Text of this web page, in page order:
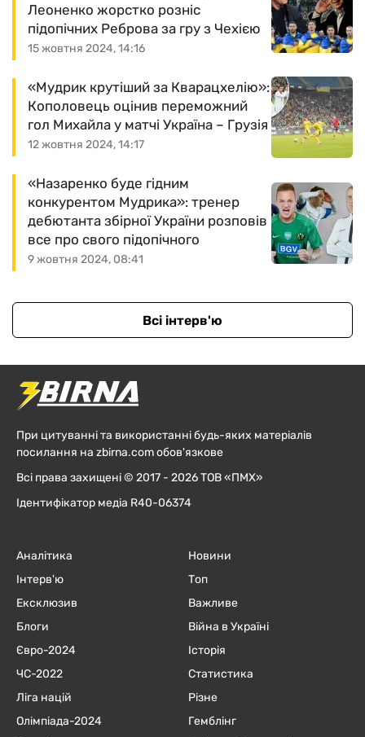
15 жовтня 2024, 14:16
Леоненко жорстко розніс
підопічних Реброва за гру з Чехією
12 жовтня 2024, 14:17
«Мудрик крутіший за Кварацхелію»:
Кополовець оцінив переможний
гол Михайла у матчі Україна – Грузія
9 жовтня 2024, 08:41
«Назаренко буде гідним
конкурентом Мудрика»: тренер
дебютанта збірної України розповів
все про свого підопічного
Всі інтерв'ю
При цитуванні та використанні будь-яких матеріалів
посилання на zbirna.com обов'язкове
Всі права захищені © 2017 - 2026 ТОВ «ПМХ»
Ідентифікатор медіа R40-06374
Аналітика
Інтерв'ю
Ексклюзив
Блоги
Євро-2024
ЧC-2022
Ліга націй
Олімпіада-2024
Новини
Топ
Важливе
Війна в Україні
Історія
Статистика
Різне
Гемблінг